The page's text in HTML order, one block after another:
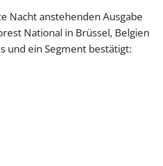
Nacht anstehenden Ausgabe
National in Brüssel, Belgien
und ein Segment bestätigt: